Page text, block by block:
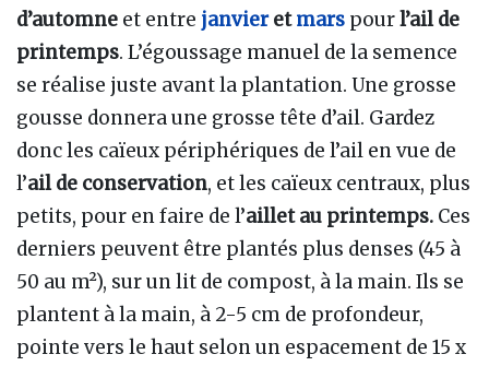
d’automne et entre janvieretmars pourl’ail de
printemps. L’égoussage manuel de la semence
se réalise juste avant la plantation. Une grosse
gousse donnera une grosse tête d’ail. Gardez
donc les caïeux périphériques de l’ail en vue de
l’ail de conservation, et les caïeux centraux, plus
petits, pour en faire de l’aillet au printemps. Ces
derniers peuvent être plantés plus denses (45 à
50 au m²), sur un lit de compost, à la main. Ils se
plantent à la main, à 2-5 cm de profondeur,
pointe vers le haut selon un espacement de 15 x